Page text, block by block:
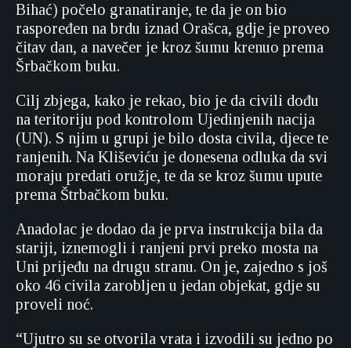
Bihać) počelo granatiranje, te da je on bio
raspoređen na brdu iznad Orašca, gdje je proveo
čitav dan, a navečer je kroz šumu krenuo prema
Šrbačkom buku.
Cilj zbjega, kako je rekao, bio je da civili dođu
na teritoriju pod kontrolom Ujedinjenih nacija
(UN). S njim u grupi je bilo dosta civila, djece te
ranjenih. Na Kliševiću je donesena odluka da svi
moraju predati oružje, te da se kroz šumu upute
prema Štrbačkom buku.
Anadolac je dodao da je prva instrukcija bila da
stariji, iznemogli i ranjeni prvi preko mosta na
Uni prijeđu na drugu stranu. On je, zajedno s još
oko 46 civila zarobljen u jedan objekat, gdje su
proveli noć.
“Ujutro su se otvorila vrata i izvodili su jedno po